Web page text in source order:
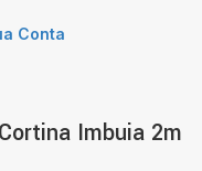
Conta
Imbuia 2m